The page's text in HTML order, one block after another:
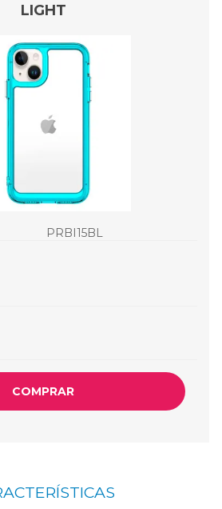
LIGHT
PRBI15BL
COMPRAR